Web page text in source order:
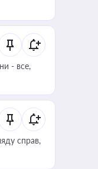
- все,
справ,